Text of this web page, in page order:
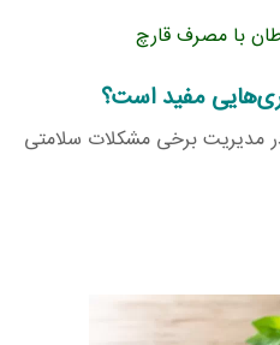
با مصرف قارچ
مفید است؟
مدیریت برخی مشکلات سلامتی